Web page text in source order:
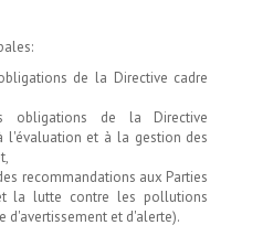
de la Directive cadre
obligations de la Directive
l'évaluation et à la gestion des
recommandations aux Parties
la lutte contre les pollutions
d'avertissement et d'alerte).